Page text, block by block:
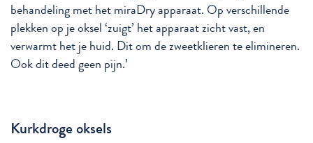
behandeling met het miraDry apparaat. Op verschillende
plekken op je oksel ‘zuigt’ het apparaat zicht vast, en
verwarmt het je huid. Dit om de zweetklieren te elimineren.
Ook dit deed geen pijn.’
Kurkdroge oksels